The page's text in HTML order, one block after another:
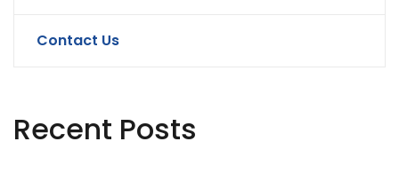
Contact Us
Recent Posts